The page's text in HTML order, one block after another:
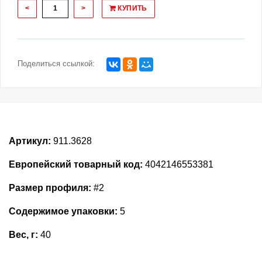
< > КУПИТЬ
Поделиться ссылкой:
Артикул: 911.3628
Европейский товарный код: 4042146553381
Размер профиля: #2
Содержимое упаковки: 5
Вес, г: 40